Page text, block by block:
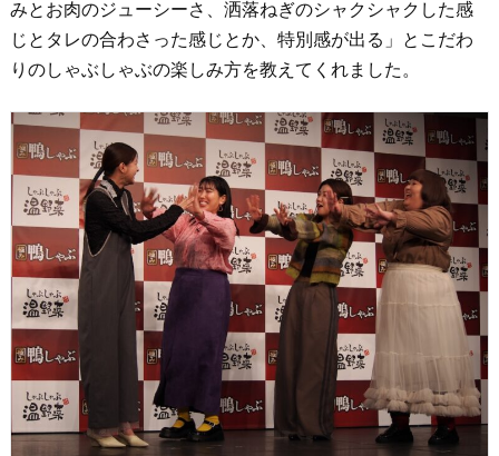
みとお肉のジューシーさ、洒落ねぎのシャクシャクした感
じとタレの合わさった感じとか、特別感が出る」とこだわ
りのしゃぶしゃぶの楽しみ方を教えてくれました。